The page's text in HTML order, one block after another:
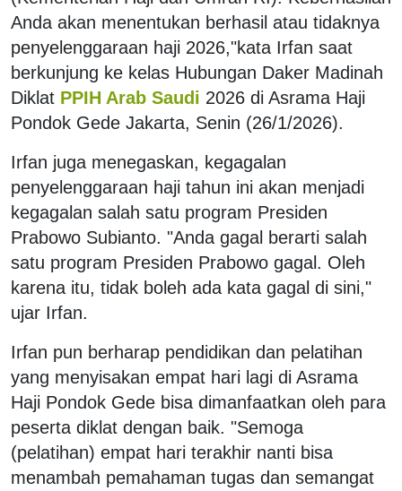
Anda akan menentukan berhasil atau tidaknya
penyelenggaraan haji 2026,"kata Irfan saat
berkunjung ke kelas Hubungan Daker Madinah
Diklat PPIH Arab Saudi 2026 di Asrama Haji
Pondok Gede Jakarta, Senin (26/1/2026).
Irfan juga menegaskan, kegagalan
penyelenggaraan haji tahun ini akan menjadi
kegagalan salah satu program Presiden
Prabowo Subianto. "Anda gagal berarti salah
satu program Presiden Prabowo gagal. Oleh
karena itu, tidak boleh ada kata gagal di sini,"
ujar Irfan.
Irfan pun berharap pendidikan dan pelatihan
yang menyisakan empat hari lagi di Asrama
Haji Pondok Gede bisa dimanfaatkan oleh para
peserta diklat dengan baik. "Semoga
(pelatihan) empat hari terakhir nanti bisa
menambah pemahaman tugas dan semangat